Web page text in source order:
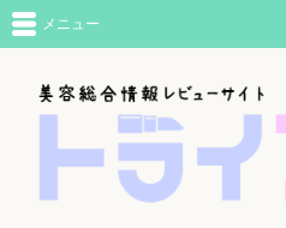
メニュー